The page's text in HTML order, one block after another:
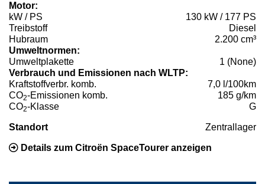
Motor:
kW / PS
130 kW / 177 PS
Treibstoff
Diesel
Hubraum
2.200 cm³
Umweltnormen:
Umweltplakette
1 (None)
Verbrauch und Emissionen nach WLTP:
Kraftstoffverbr. komb.
7,0 l/100km
CO2-Emissionen komb.
185 g/km
CO2-Klasse G
Standort Zentrallager
Details zum Citroën SpaceTourer anzeigen